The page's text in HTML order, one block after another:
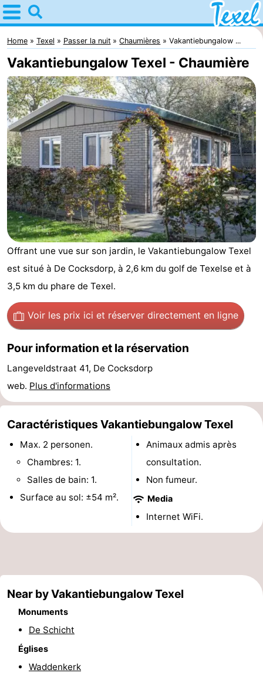
Home
Texel
Astuces
Avec
les
enfants
Villages
-
Den
Burg
-
Den
Hoorn
-
De
Cocksdorp
-
De
-
De
Waal
-
Oosterend
Nature
Plus
beaux
points
vue
Passer
la
Appartements
Bosch
Zeezicht
Strandplevier
Campings
d'hôtes
Chaumières
Home Texel Passer la nuit Chaumières Vakantiebungalow ...
Vakantiebungalow Texel - Chaumière
Offrant une vue sur son jardin, le Vakantiebungalow Texel
est situé à De Cocksdorp, à 2,6 km du golf de Texelse et à
3,5 km du phare de Texel.
Voir les prix ici et réserver directement en ligne
Pour information et la réservation
Langeveldstraat 41, De Cocksdorp
web. Plus d'informations
Caractéristiques Vakantiebungalow Texel
Max. 2 personen.
Chambres: 1.
Salles de bain: 1.
Surface au sol: ±54 m².
Animaux admis après
consultation.
Non fumeur.
Media
Internet WiFi.
Near by Vakantiebungalow Texel
Monuments
De Schicht
Églises
Waddenkerk